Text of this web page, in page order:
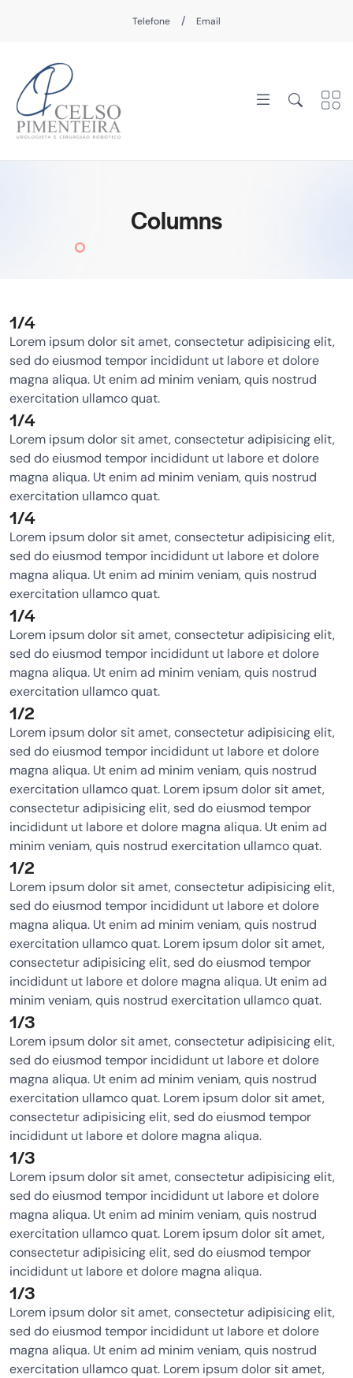
Telefone / Email
Columns
1/4
Lorem ipsum dolor sit amet, consectetur adipisicing elit,
sed do eiusmod tempor incididunt ut labore et dolore
magna aliqua. Ut enim ad minim veniam, quis nostrud
exercitation ullamco quat.
1/4
Lorem ipsum dolor sit amet, consectetur adipisicing elit,
sed do eiusmod tempor incididunt ut labore et dolore
magna aliqua. Ut enim ad minim veniam, quis nostrud
exercitation ullamco quat.
1/4
Lorem ipsum dolor sit amet, consectetur adipisicing elit,
sed do eiusmod tempor incididunt ut labore et dolore
magna aliqua. Ut enim ad minim veniam, quis nostrud
exercitation ullamco quat.
1/4
Lorem ipsum dolor sit amet, consectetur adipisicing elit,
sed do eiusmod tempor incididunt ut labore et dolore
magna aliqua. Ut enim ad minim veniam, quis nostrud
exercitation ullamco quat.
1/2
Lorem ipsum dolor sit amet, consectetur adipisicing elit,
sed do eiusmod tempor incididunt ut labore et dolore
magna aliqua. Ut enim ad minim veniam, quis nostrud
exercitation ullamco quat. Lorem ipsum dolor sit amet,
consectetur adipisicing elit, sed do eiusmod tempor
incididunt ut labore et dolore magna aliqua. Ut enim ad
minim veniam, quis nostrud exercitation ullamco quat.
1/2
Lorem ipsum dolor sit amet, consectetur adipisicing elit,
sed do eiusmod tempor incididunt ut labore et dolore
magna aliqua. Ut enim ad minim veniam, quis nostrud
exercitation ullamco quat. Lorem ipsum dolor sit amet,
consectetur adipisicing elit, sed do eiusmod tempor
incididunt ut labore et dolore magna aliqua. Ut enim ad
minim veniam, quis nostrud exercitation ullamco quat.
1/3
Lorem ipsum dolor sit amet, consectetur adipisicing elit,
sed do eiusmod tempor incididunt ut labore et dolore
magna aliqua. Ut enim ad minim veniam, quis nostrud
exercitation ullamco quat. Lorem ipsum dolor sit amet,
consectetur adipisicing elit, sed do eiusmod tempor
incididunt ut labore et dolore magna aliqua.
1/3
Lorem ipsum dolor sit amet, consectetur adipisicing elit,
sed do eiusmod tempor incididunt ut labore et dolore
magna aliqua. Ut enim ad minim veniam, quis nostrud
exercitation ullamco quat. Lorem ipsum dolor sit amet,
consectetur adipisicing elit, sed do eiusmod tempor
incididunt ut labore et dolore magna aliqua.
1/3
Lorem ipsum dolor sit amet, consectetur adipisicing elit,
sed do eiusmod tempor incididunt ut labore et dolore
magna aliqua. Ut enim ad minim veniam, quis nostrud
exercitation ullamco quat. Lorem ipsum dolor sit amet,